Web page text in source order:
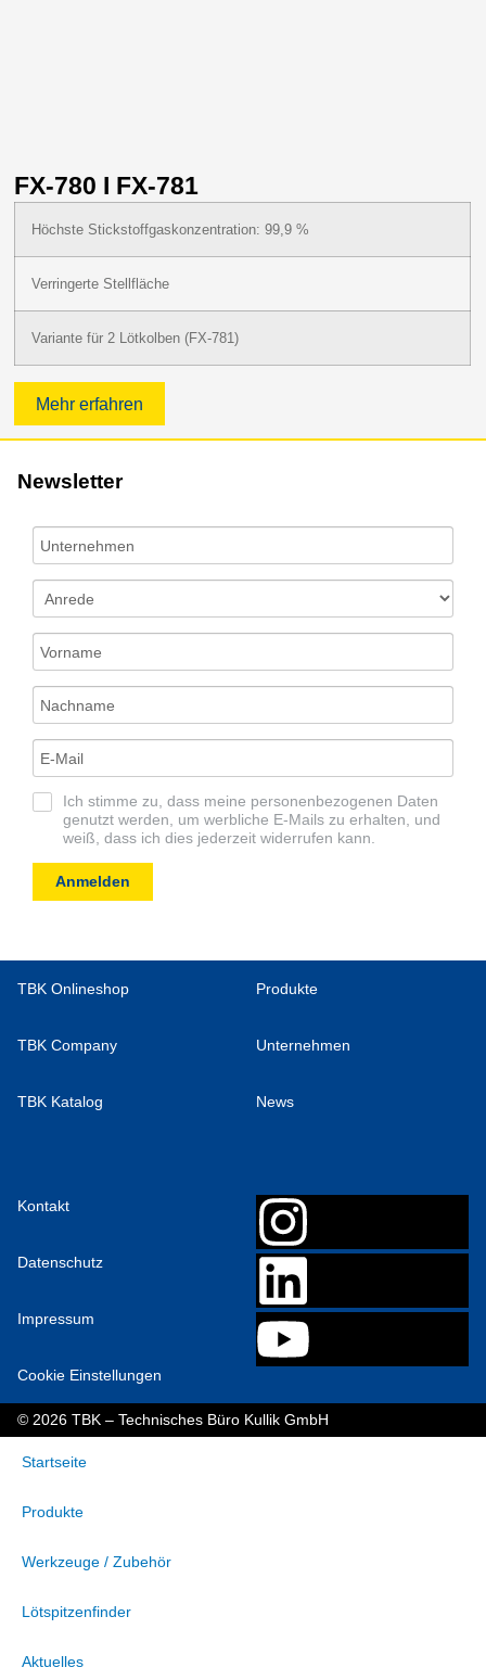
FX-780 I FX-781
Höchste Stickstoffgaskonzentration: 99,9 %
Verringerte Stellfläche
Variante für 2 Lötkolben (FX-781)
Mehr erfahren
Newsletter
Ich stimme zu, dass meine personenbezogenen Daten
genutzt werden, um werbliche E-Mails zu erhalten, und
weiß, dass ich dies jederzeit widerrufen kann.
Anmelden
TBK Onlineshop
TBK Company
TBK Katalog
Produkte
Unternehmen
News
Kontakt
Datenschutz
Impressum
Cookie Einstellungen
© 2026 TBK – Technisches Büro Kullik GmbH
Startseite
Produkte
Werkzeuge / Zubehör
Lötspitzenfinder
Aktuelles